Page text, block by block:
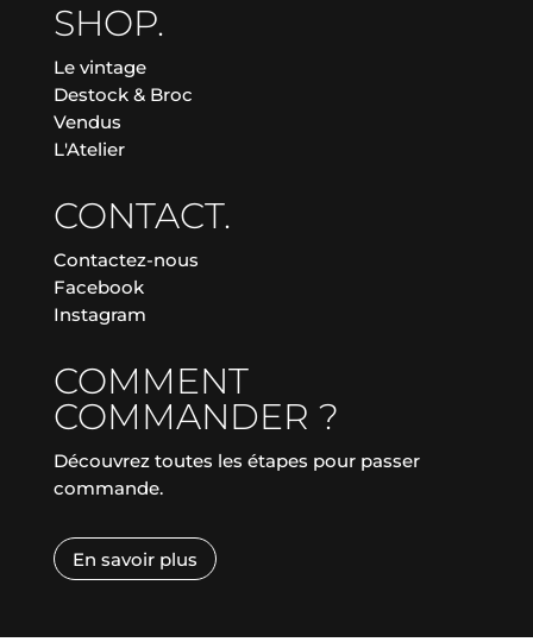
SHOP.
Le vintage
Destock & Broc
Vendus
L'Atelier
CONTACT.
Contactez-nous
Facebook
Instagram
COMMENT
COMMANDER ?
Découvrez toutes les étapes pour passer
commande.
En savoir plus